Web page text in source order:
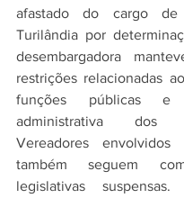
afastado do cargo
Turilândia por
desembargadora
restrições relacionadas
funções públicas e
administrativa dos
Vereadores envolvidos
também seguem
legislativas